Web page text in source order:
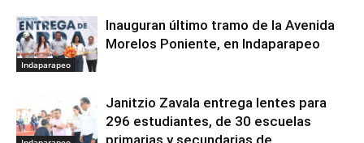
Indaparapeo
Inauguran último tramo de la Avenida
Morelos Poniente, en Indaparapeo
Janitzio Zavala entrega lentes para
296 estudiantes, de 30 escuelas
primarias y secundarias de